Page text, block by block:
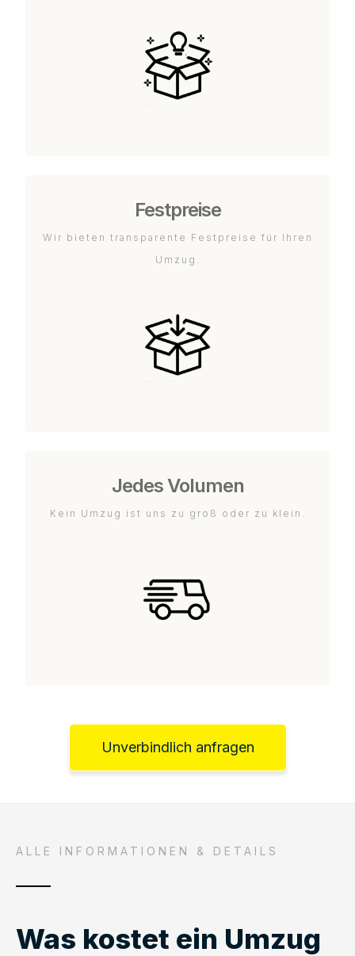
Festpreise
Wir bieten transparente Festpreise für Ihren
Umzug.
Jedes Volumen
Kein Umzug ist uns zu groß oder zu klein.
Unverbindlich anfragen
ALLE INFORMATIONEN & DETAILS
Was kostet ein Umzug